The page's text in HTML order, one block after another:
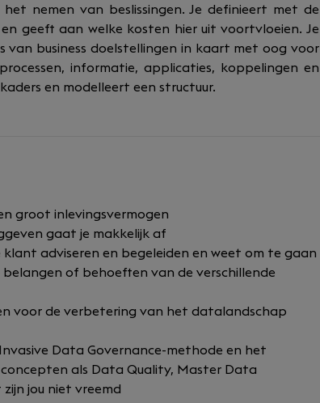
nemen van beslissingen. Je definieert met de
geeft aan welke kosten hier uit voortvloeien. Je
van business doelstellingen in kaart met oog voor
informatie, applicaties, koppelingen en
en modelleert een structuur.
groot inlevingsvermogen
gaat je makkelijk af
adviseren en begeleiden en weet om te gaan
of behoeften van de verschillende
voor de verbetering van het datalandschap
Data Governance-methode en het
als Data Quality, Master Data
jou niet vreemd